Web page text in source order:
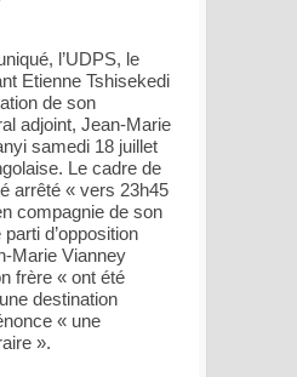
l’UDPS, le
Etienne Tshisekedi
de son
adjoint, Jean-Marie
samedi 18 juillet
Le cadre de
arrêté « vers 23h45
compagnie de son
d’opposition
Marie Vianney
frère « ont été
destination
« une
».